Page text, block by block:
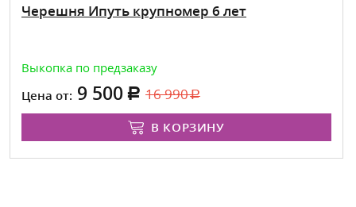
Черешня Ипуть крупномер 6 лет
Выкопка по предзаказу
Цена от: 9 500 16 990
В КОРЗИНУ